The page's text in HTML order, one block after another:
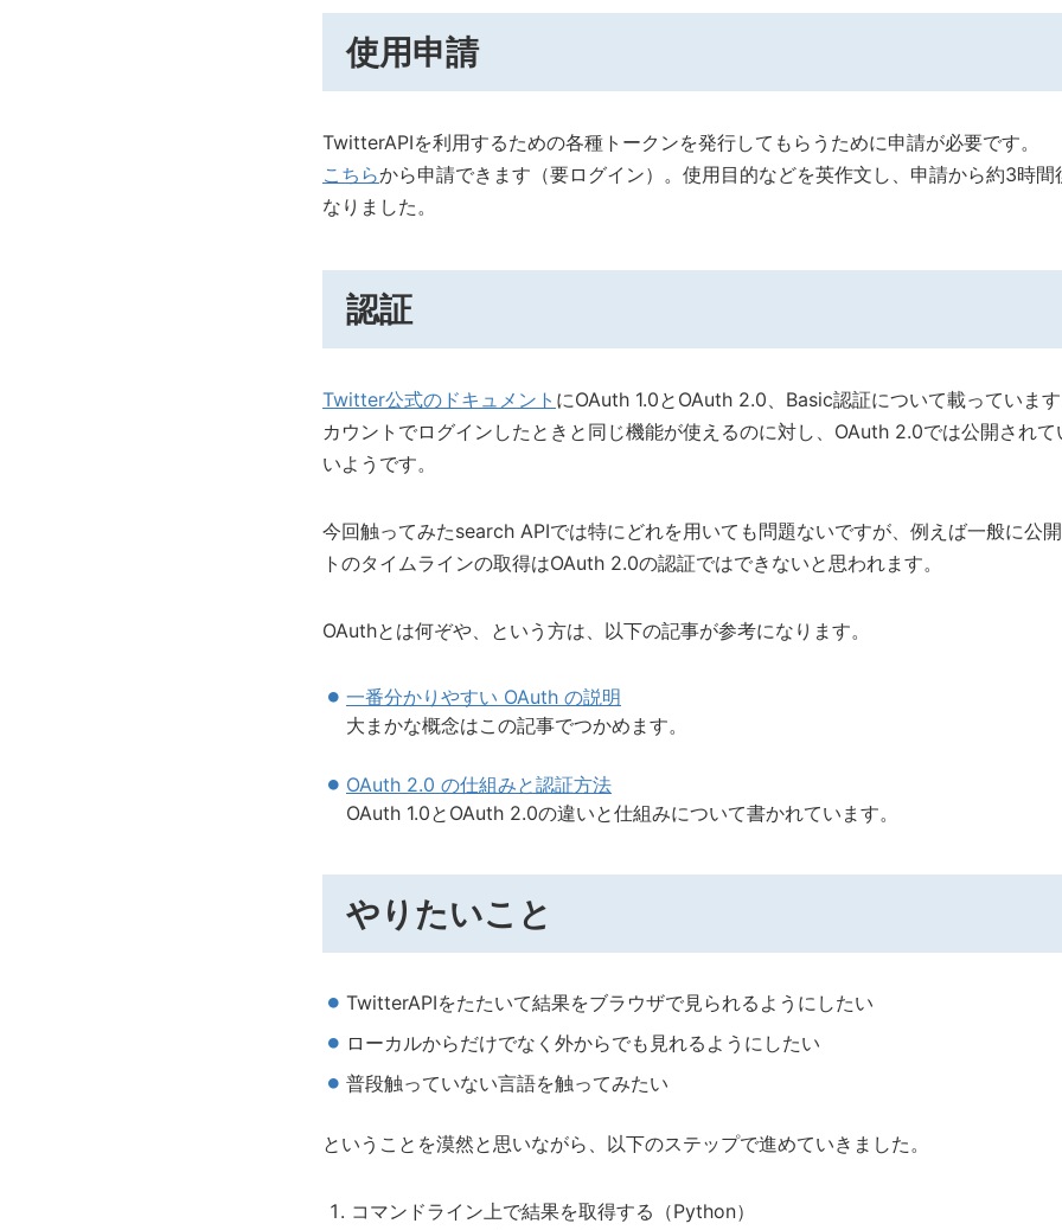
使用申請
TwitterAPIを利用するための各種トークンを発行してもらうために申請が必要です。
こちらから申請できます（要ログイン）。使用目的などを英作文し、申請から約3時
なりました。
認証
Twitter公式のドキュメント にOAuth 1.0とOAuth 2.0、Basic認証について載っていま
カウントでログインしたときと同じ機能が使えるのに対し、OAuth 2.0では公開され
いようです。
今回触ってみたsearch APIでは特にどれを用いても問題ないですが、例えば一般に公
トのタイムラインの取得はOAuth 2.0の認証ではできないと思われます。
OAuthとは何ぞや、という方は、以下の記事が参考になります。
一番分かりやすい OAuth の説明
大まかな概念はこの記事でつかめます。
OAuth 2.0 の仕組みと認証方法
OAuth 1.0とOAuth 2.0の違いと仕組みについて書かれています。
やりたいこと
TwitterAPIをたたいて結果をブラウザで見られるようにしたい
ローカルからだけでなく外からでも見れるようにしたい
普段触っていない言語を触ってみたい
ということを漠然と思いながら、以下のステップで進めていきました。
コマンドライン上で結果を取得する（Python）